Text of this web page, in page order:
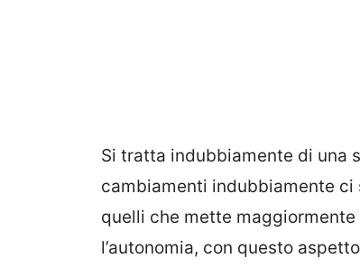
Si tratta indubbiamente di una
cambiamenti indubbiamente ci
quelli che mette
l’autonomia, con questo